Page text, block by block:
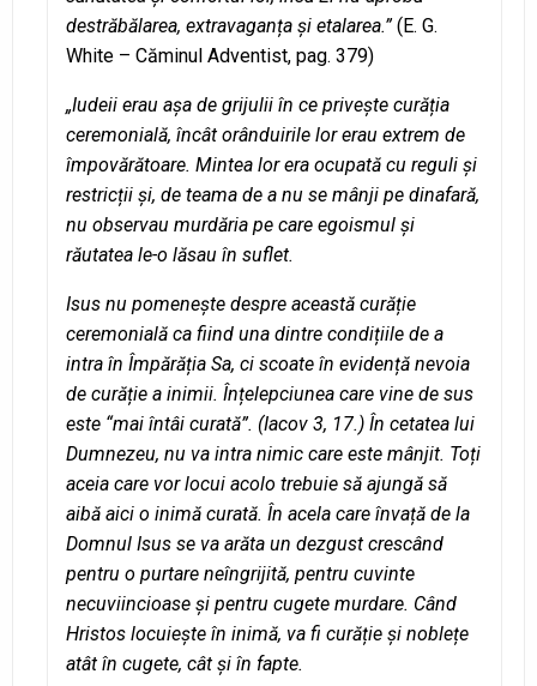
destrăbălarea, extravaganța și etalarea.”(E. G.
White – Căminul Adventist, pag. 379)
„Iudeii erau așa de grijulii în ce privește curăția
ceremonială, încât orânduirile lor erau extrem de
împovărătoare. Mintea lor era ocupată cu reguli și
restricții și, de teama de a nu se mânji pe dinafară,
nu observau murdăria pe care egoismul și
răutatea le-o lăsau în suflet.
Isus nu pomenește despre această curăție
ceremonială ca fiind una dintre condițiile de a
intra în Împărăția Sa, ci scoate în evidență nevoia
de curăție a inimii. Înțelepciunea care vine de sus
este “mai întâi curată”. (Iacov 3, 17.) În cetatea lui
Dumnezeu, nu va intra nimic care este mânjit. Toți
aceia care vor locui acolo trebuie să ajungă să
aibă aici o inimă curată. În acela care învață de la
Domnul Isus se va arăta un dezgust crescând
pentru o purtare neîngrijită, pentru cuvinte
necuviincioase și pentru cugete murdare. Când
Hristos locuiește în inimă, va fi curăție și noblețe
atât în cugete, cât și în fapte.